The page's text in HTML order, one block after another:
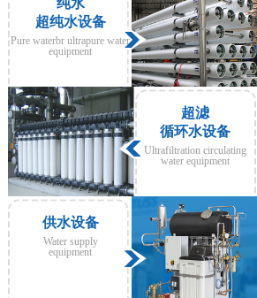
纯水
超纯水设备
Pure waterbr ultrapure water
equipment
超滤
循环水设备
Ultrafiltration circulating
water equipment
供水设备
Water supply
equipment